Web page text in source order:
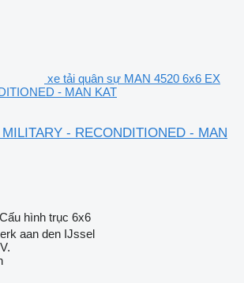
xe tải quân sự MAN 4520 6x6 EX
- MAN KAT
- RECONDITIONED - MAN
Cấu hình trục 6x6
aan den IJssel